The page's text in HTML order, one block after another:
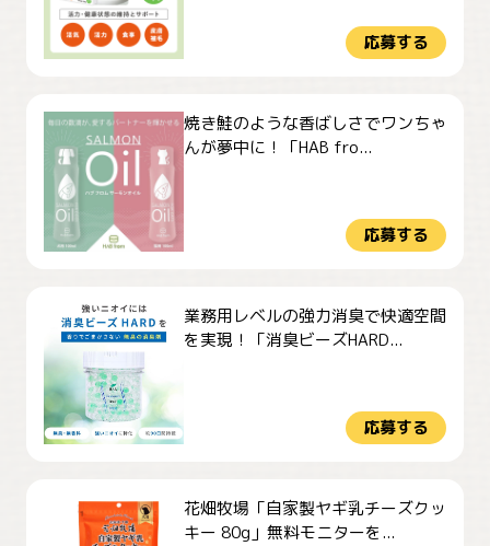
応募する
焼き鮭のような香ばしさでワンちゃ
んが夢中に！「HAB fro...
応募する
業務用レベルの強力消臭で快適空間
を実現！「消臭ビーズHARD...
応募する
花畑牧場「自家製ヤギ乳チーズクッ
キー 80g」無料モニターを...